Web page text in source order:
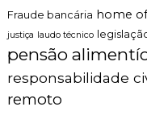
Fraude bancária home
justiça laudo técnico
pensão
responsabilidade
remoto